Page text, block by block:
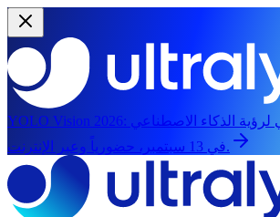
YOLO Vision 2026: لرؤية الذكاء الاصطناعي
في 13 سبتمبر، حضورياً وعبر الإنترنت.